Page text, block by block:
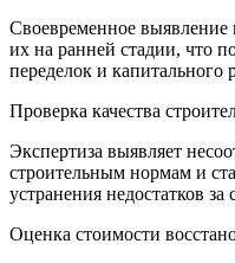
Своевременное выявление
их на ранней стадии, что
переделок и капитального
Проверка качества
Экспертиза выявляет
строительным нормам и
устранения недостатков за
Оценка стоимости